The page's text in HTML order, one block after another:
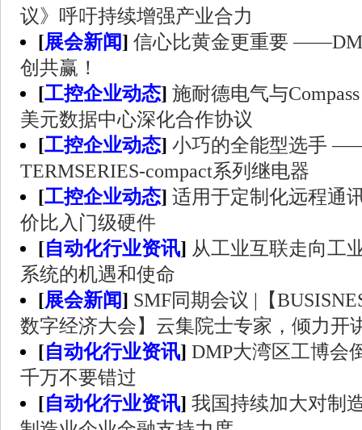
议》呼吁持续增强产业合力
[展会新闻] 信心比黄金更重要
创共赢！
[工控企业动态] 施耐德电气与
美元数据中心深化合作协议
[工控企业动态] 小巧的全能型选手
TERMSERIES-compact系列继电器
[工控企业动态] 适用于定制化远程通
价比入门级硬件
[自动化行业资讯] 从工业互联走向工
系统的机遇和使命
[展会新闻] SMF同期会议 |【
数字经济大会】云集院士专家，倾力开
[自动化行业资讯] DMP大湾区工博会
千万不要错过
[自动化行业资讯] 我国持续加大对制